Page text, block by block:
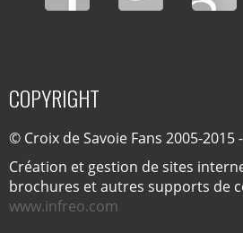
COPYRIGHT
© Croix de Savoie Fans 2005-
Création et gestion de sites
brochures et autres supports de
www.infreo.com